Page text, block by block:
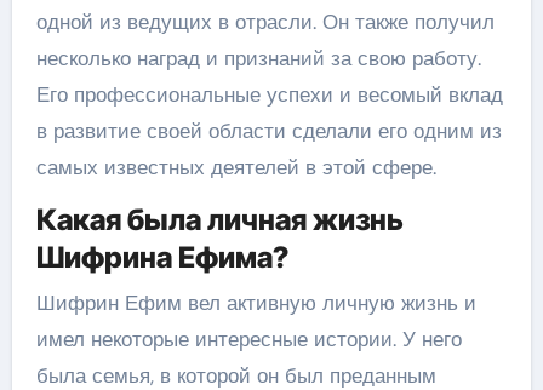
одной из ведущих в отрасли. Он также получил
несколько наград и признаний за свою работу.
Его профессиональные успехи и весомый вклад
в развитие своей области сделали его одним из
самых известных деятелей в этой сфере.
Какая была личная жизнь
Шифрина Ефима?
Шифрин Ефим вел активную личную жизнь и
имел некоторые интересные истории. У него
была семья, в которой он был преданным